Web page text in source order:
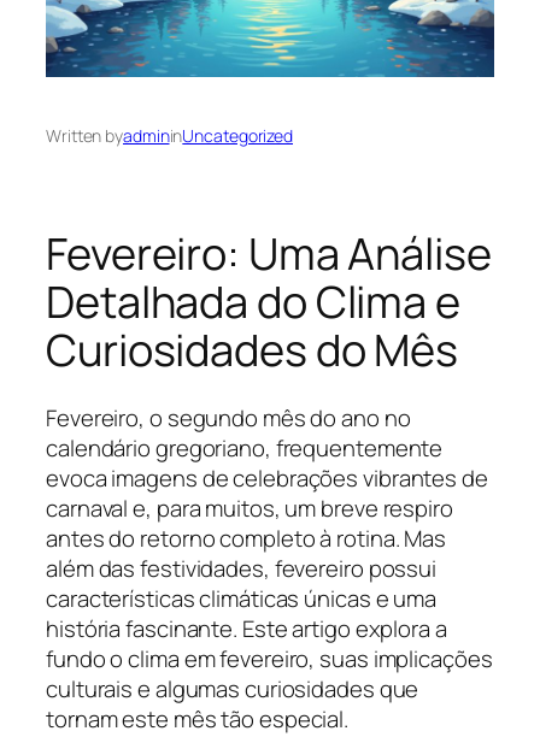
Written byadmininUncategorized
Fevereiro: Uma Análise
Detalhada do Clima e
Curiosidades do Mês
Fevereiro, o segundo mês do ano no
calendário gregoriano, frequentemente
evoca imagens de celebrações vibrantes de
carnaval e, para muitos, um breve respiro
antes do retorno completo à rotina. Mas
além das festividades, fevereiro possui
características climáticas únicas e uma
história fascinante. Este artigo explora a
fundo o clima em fevereiro, suas implicações
culturais e algumas curiosidades que
tornam este mês tão especial.